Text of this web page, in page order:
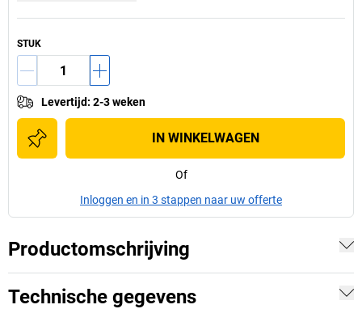
STUK
Levertijd: 2-3 weken
IN WINKELWAGEN
Of
Inloggen en in 3 stappen naar uw offerte
Productomschrijving
Technische gegevens